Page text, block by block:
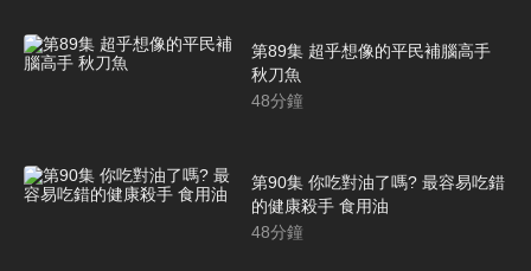
第89集 超乎想像的平民補腦高手
秋刀魚
48分鐘
第90集 你吃對油了嗎? 最容易吃錯
的健康殺手 食用油
48分鐘